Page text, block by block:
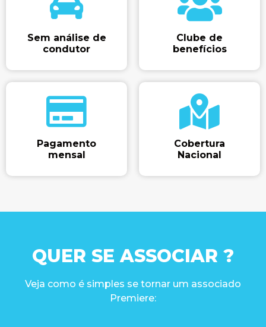
Sem análise de
condutor​
Clube de
benefícios​
Pagamento
mensal​
Cobertura
Nacional​
QUER SE ASSOCIAR ?
Veja como é simples se tornar um associado
Premiere: